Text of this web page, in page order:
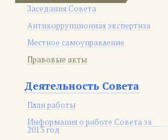
Заседания Совета
Антикоррупционная экспертиза
Местное самоуправление
Правовые акты
Деятельность Совета
План работы
Информация о работе Совета за
2013 год